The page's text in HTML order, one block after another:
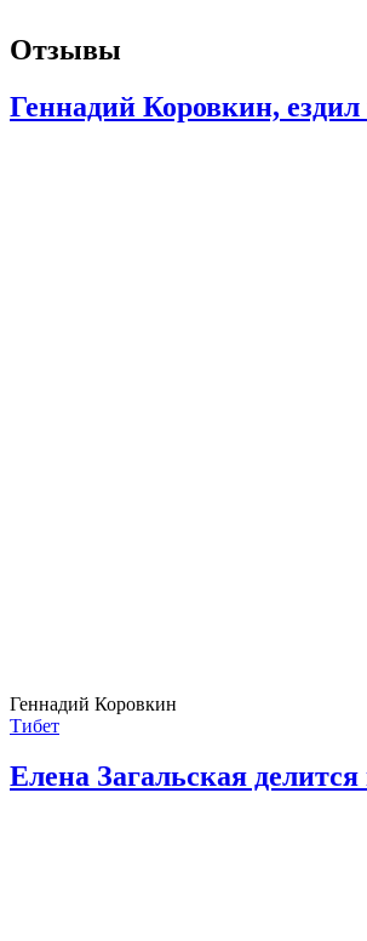
Отзывы
Геннадий Коровкин,
Геннадий Коровкин
Тибет
Елена Загальская